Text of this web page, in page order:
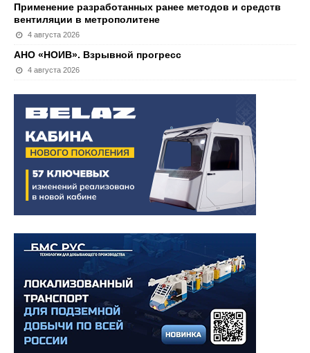
Применение разработанных ранее методов и средств
вентиляции в метрополитене
4 августа 2026
АНО «НОИВ». Взрывной прогресс
4 августа 2026